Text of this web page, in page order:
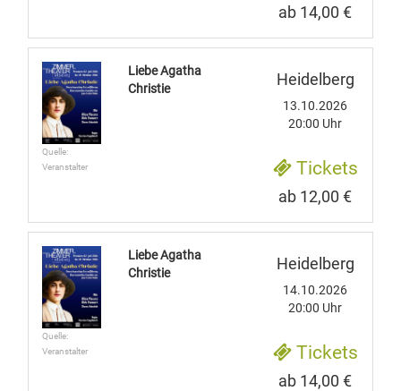
ab 14,00 €
Quelle:
Veranstalter
Liebe Agatha
Christie
Heidelberg
13.10.2026
20:00 Uhr
Tickets
ab 12,00 €
Quelle:
Veranstalter
Liebe Agatha
Christie
Heidelberg
14.10.2026
20:00 Uhr
Tickets
ab 14,00 €